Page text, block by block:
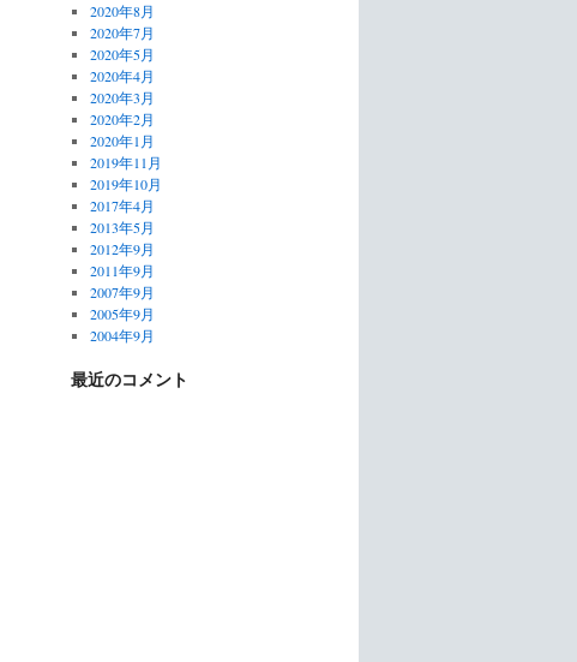
2020年8月
2020年7月
2020年5月
2020年4月
2020年3月
2020年2月
2020年1月
2019年11月
2019年10月
2017年4月
2013年5月
2012年9月
2011年9月
2007年9月
2005年9月
2004年9月
最近のコメント